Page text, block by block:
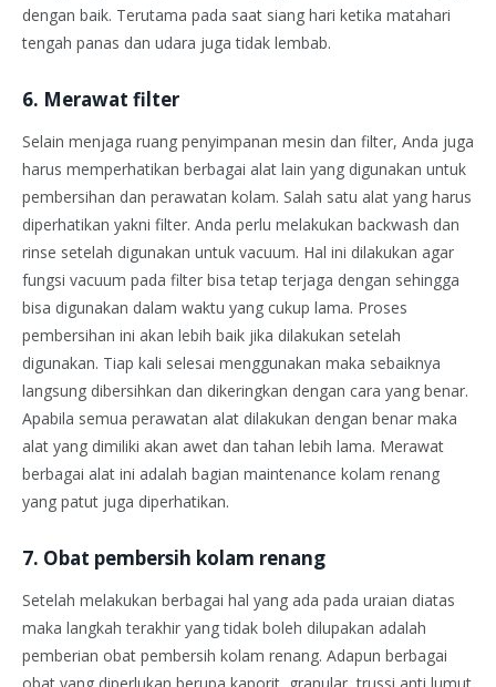
dengan baik. Terutama pada saat siang hari ketika matahari
tengah panas dan udara juga tidak lembab.
6. Merawat filter
Selain menjaga ruang penyimpanan mesin dan filter, Anda juga
harus memperhatikan berbagai alat lain yang digunakan untuk
pembersihan dan perawatan kolam. Salah satu alat yang harus
diperhatikan yakni filter. Anda perlu melakukan backwash dan
rinse setelah digunakan untuk vacuum. Hal ini dilakukan agar
fungsi vacuum pada filter bisa tetap terjaga dengan sehingga
bisa digunakan dalam waktu yang cukup lama. Proses
pembersihan ini akan lebih baik jika dilakukan setelah
digunakan. Tiap kali selesai menggunakan maka sebaiknya
langsung dibersihkan dan dikeringkan dengan cara yang benar.
Apabila semua perawatan alat dilakukan dengan benar maka
alat yang dimiliki akan awet dan tahan lebih lama. Merawat
berbagai alat ini adalah bagian maintenance kolam renang
yang patut juga diperhatikan.
7. Obat pembersih kolam renang
Setelah melakukan berbagai hal yang ada pada uraian diatas
maka langkah terakhir yang tidak boleh dilupakan adalah
pemberian obat pembersih kolam renang. Adapun berbagai